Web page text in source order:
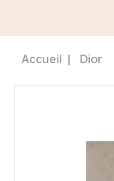
Accueil Dior